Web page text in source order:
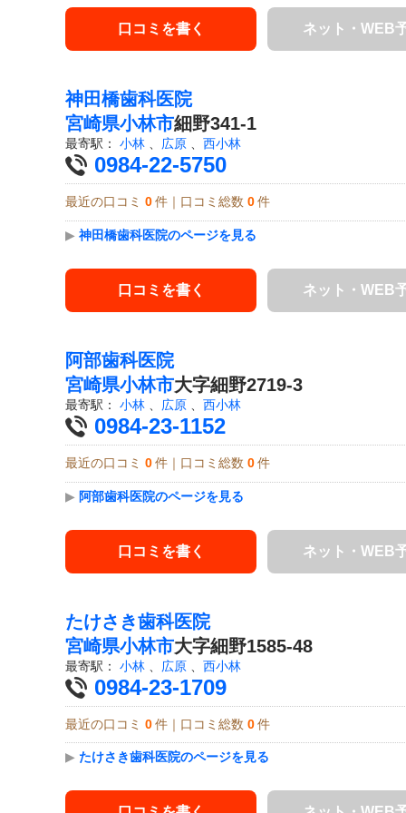
口コミを書く ネット・WEB
神田橋歯科医院
宮崎県小林市細野341-1
最寄駅： 小林 広原 西小林
0984-22-5750
最近の口コミ 0 件｜口コミ総数 0 件
▶ 神田橋歯科医院のページを見る
口コミを書く ネット・WEB
阿部歯科医院
宮崎県小林市大字細野2719-3
最寄駅： 小林 広原 西小林
0984-23-1152
最近の口コミ 0 件｜口コミ総数 0 件
▶ 阿部歯科医院のページを見る
口コミを書く ネット・WEB
たけさき歯科医院
宮崎県小林市大字細野1585-48
最寄駅： 小林 広原 西小林
0984-23-1709
最近の口コミ 0 件｜口コミ総数 0 件
▶ たけさき歯科医院のページを見る